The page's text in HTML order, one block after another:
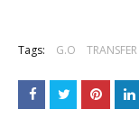
Tags: G.O TRANSFER